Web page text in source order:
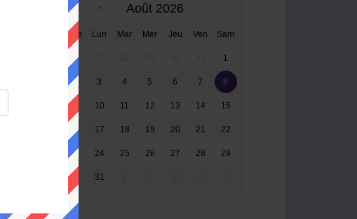
Août 2026
Dim Lun Mar Mer Jeu Ven Sam
26 1
2 3 4 5 6 7 8
10 11 12 13 14 15
16 17 18 19 20 21 22
23 24 25 26 27 28 29
30 31